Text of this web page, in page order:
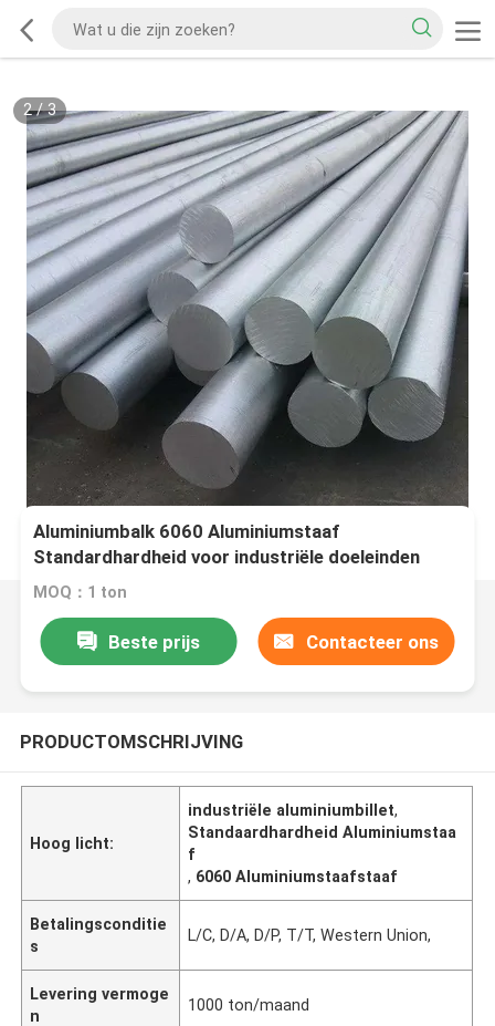
2/3
Aluminiumbalk 6060 Aluminiumstaaf
Standardhardheid voor industriële doeleinden
MOQ：1 ton
Beste prijs Contacteer ons
PRODUCTOMSCHRIJVING
Hoog licht:
industriële aluminiumbillet,
Standaardhardheid Aluminiumstaa
f
, 6060 Aluminiumstaafstaaf
Betalingsconditie
s
L/C, D/A, D/P, T/T, Western Union,
Levering vermoge
n
1000 ton/maand